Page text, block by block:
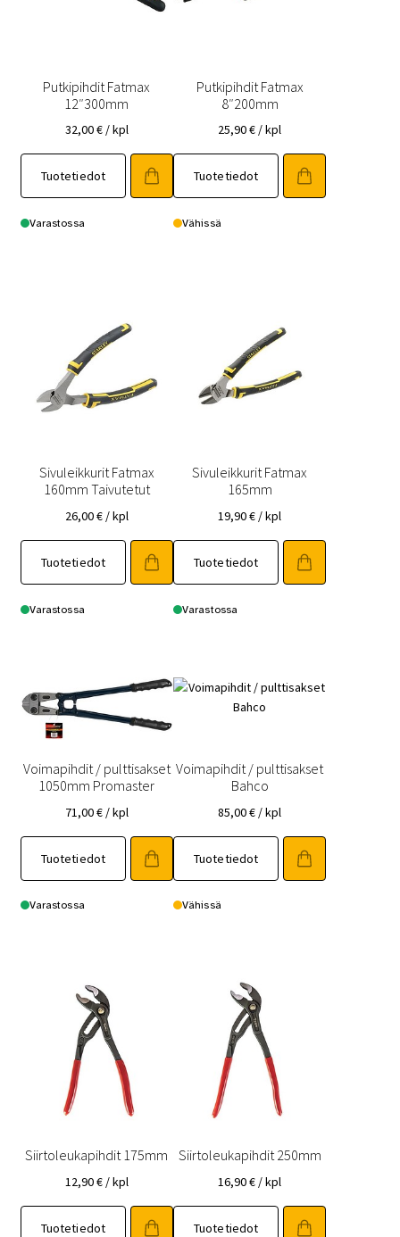
Putkipihdit Fatmax
12″300mm
32,00€ / kpl
Tuotetiedot
Varastossa
Putkipihdit Fatmax
8″200mm
25,90€ / kpl
Tuotetiedot
Vähissä
Sivuleikkurit Fatmax
160mm Taivutetut
26,00€ / kpl
Tuotetiedot
Varastossa
Sivuleikkurit Fatmax
165mm
19,90€ / kpl
Tuotetiedot
Varastossa
Voimapihdit / pulttisakset
1050mm Promaster
71,00€ / kpl
Tuotetiedot
Varastossa
Voimapihdit / pulttisakset
Bahco
85,00€ / kpl
Tuotetiedot
Vähissä
Siirtoleukapihdit 175mm
12,90€ / kpl
Tuotetiedot
Siirtoleukapihdit 250mm
16,90€ / kpl
Tuotetiedot